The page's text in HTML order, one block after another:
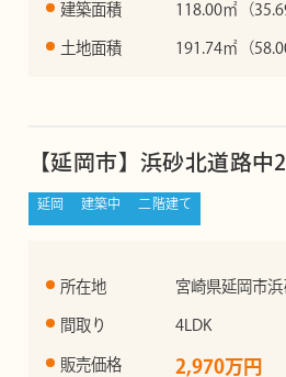
建築面積 118.00㎡（
土地面積 191.74㎡（
【延岡市】浜砂北道路中
延岡 建築中 二階建て
所在地 宮崎県延岡市
間取り 4LDK
販売価格 2,970万円